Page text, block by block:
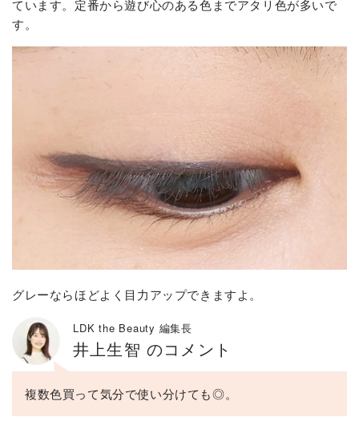
ています。定番から遊び心のある色までアタリ色が多いで
す。
グレーならほどよく目力アップできますよ。
LDK the Beauty 編集長
井上生智 のコメント
複数色買って気分で使い分けても◎。